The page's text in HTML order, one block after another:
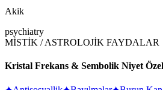
Akik
psychiatry
MİSTİK / ASTROLOJİK FAYDALAR
Kristal Frekans & Sembolik Niyet